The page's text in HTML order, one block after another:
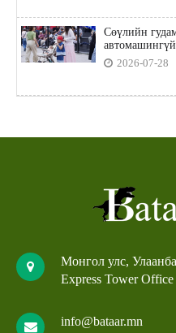
Сөүлийн
2026-07-28
Монгол улс,
Express Tower Office
info@bataar.mn